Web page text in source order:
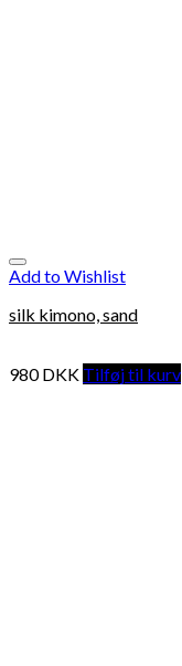
Add to Wishlist
silk kimono, sand
980DKK Tilføj til kurv